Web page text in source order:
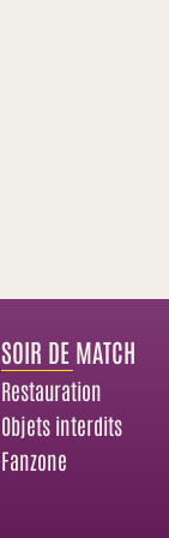
SOIR DE MATCH
Restauration
Objets interdits
Fanzone